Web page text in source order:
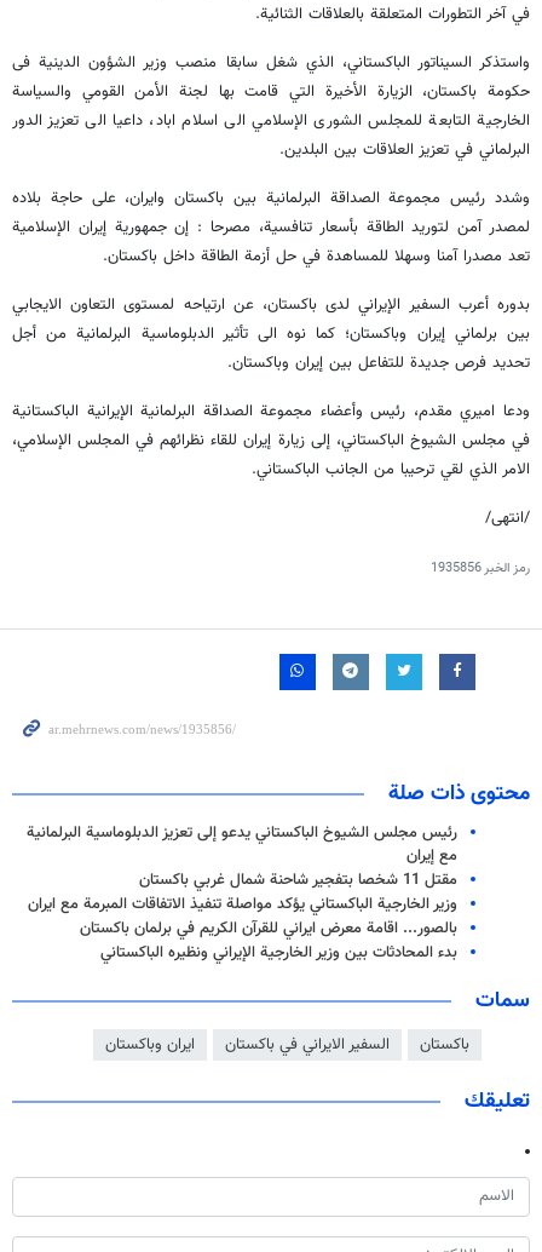
في آخر التطورات المتعلقة بالعلاقات الثنائية.
واستذکر السيناتور الباكستاني، الذي شغل سابقا منصب وزير الشؤون الدينية فی
حكومة باكستان، الزيارة الأخيرة التي قامت بها لجنة الأمن القومي والسياسة
الخارجية التابعة للمجلس الشوری الإسلامي الى اسلام اباد، داعيا الى تعزيز الدور
البرلماني في تعزيز العلاقات بين البلدین.
وشدد رئيس مجموعة الصداقة البرلمانية بين باكستان وايران، على حاجة بلاده
لمصدر آمن لتوريد الطاقة بأسعار تنافسية، مصرحا : إن جمهورية إيران الإسلامية
تعد مصدرا آمنا وسهلا للمساهدة في حل أزمة الطاقة داخل باكستان.
بدوره أعرب السفير الإيراني لدى باكستان، عن ارتياحه لمستوى التعاون الايجابي
بين برلماني إيران وباكستان؛ كما نوه الى تأثير الدبلوماسية البرلمانية من أجل
تحديد فرص جديدة للتفاعل بين إيران وباكستان.
ودعا امیري مقدم، رئيس وأعضاء مجموعة الصداقة البرلمانية الإيرانية الباكستانية
في مجلس الشيوخ الباكستاني، إلى زيارة إيران للقاء نظرائهم في المجلس الإسلامي،
الامر الذي لقي ترحيبا من الجانب الباكستاني.
/انتهی/
رمز الخبر1935856
محتوى ذات صلة
رئيس مجلس الشيوخ الباكستاني يدعو إلى تعزيز الدبلوماسية البرلمانية
مع إيران
مقتل 11 شخصا بتفجير شاحنة شمال غربي باكستان
وزير الخارجية الباكستاني يؤكد مواصلة تنفيذ الاتفاقات المبرمة مع ايران
بالصور... اقامة معرض ايراني للقرآن الكريم في برلمان باكستان
بدء المحادثات بين وزير الخارجية الإيراني ونظيره الباكستاني
سمات
باكستان السفير الايراني في باكستان ايران وباكستان
تعليقك